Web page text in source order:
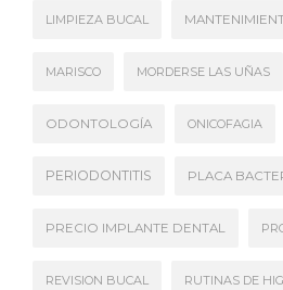
LIMPIEZA BUCAL
MARISCO MORDERSE LAS UÑAS
ODONTOLOGÍA ONICOFAGIA
PERIODONTITIS PLACA
PRECIO IMPLANTE DENTAL
REVISION BUCAL RUTINAS DE